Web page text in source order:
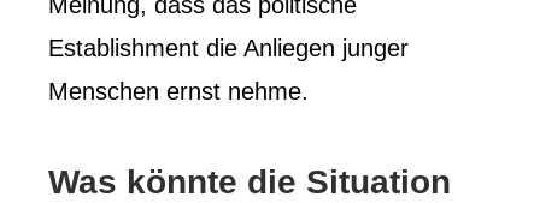
Establishment die Anliegen junger
Menschen ernst nehme.
Was könnte die Situation